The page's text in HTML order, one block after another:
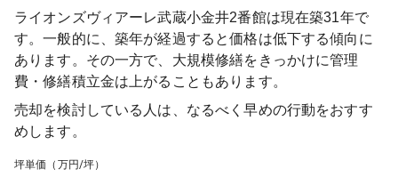
ライオンズヴィアーレ武蔵小金井2番館は現在築31年で
す。一般的に、築年が経過すると価格は低下する傾向に
あります。その一方で、大規模修繕をきっかけに管理
費・修繕積立金は上がることもあります。
売却を検討している人は、なるべく早めの行動をおすす
めします。
坪単価（万円/坪）